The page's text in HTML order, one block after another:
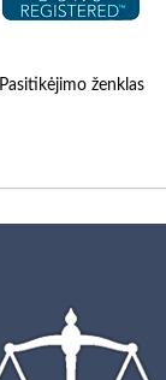
Pasitikėjimo ženklas